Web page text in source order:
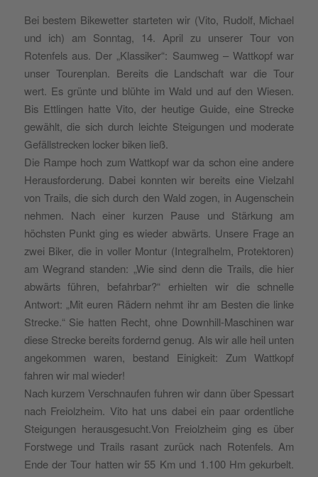
Bei bestem Bikewetter starteten wir (Vito, Rudolf, Michael
und ich) am Sonntag, 14. April zu unserer Tour von
Rotenfels aus. Der „Klassiker“: Saumweg – Wattkopf war
unser Tourenplan. Bereits die Landschaft war die Tour
wert. Es grünte und blühte im Wald und auf den Wiesen.
Bis Ettlingen hatte Vito, der heutige Guide, eine Strecke
gewählt, die sich durch leichte Steigungen und moderate
Gefällstrecken locker biken ließ.
Die Rampe hoch zum Wattkopf war da schon eine andere
Herausforderung. Dabei konnten wir bereits eine Vielzahl
von Trails, die sich durch den Wald zogen, in Augenschein
nehmen. Nach einer kurzen Pause und Stärkung am
höchsten Punkt ging es wieder abwärts. Unsere Frage an
zwei Biker, die in voller Montur (Integralhelm, Protektoren)
am Wegrand standen: „Wie sind denn die Trails, die hier
abwärts führen, befahrbar?“ erhielten wir die schnelle
Antwort: „Mit euren Rädern nehmt ihr am Besten die linke
Strecke.“ Sie hatten Recht, ohne Downhill-Maschinen war
diese Strecke bereits fordernd genug. Als wir alle heil unten
angekommen waren, bestand Einigkeit: Zum Wattkopf
fahren wir mal wieder!
Nach kurzem Verschnaufen fuhren wir dann über Spessart
nach Freiolzheim. Vito hat uns dabei ein paar ordentliche
Steigungen herausgesucht.Von Freiolzheim ging es über
Forstwege und Trails rasant zurück nach Rotenfels. Am
Ende der Tour hatten wir 55 Km und 1.100 Hm gekurbelt.